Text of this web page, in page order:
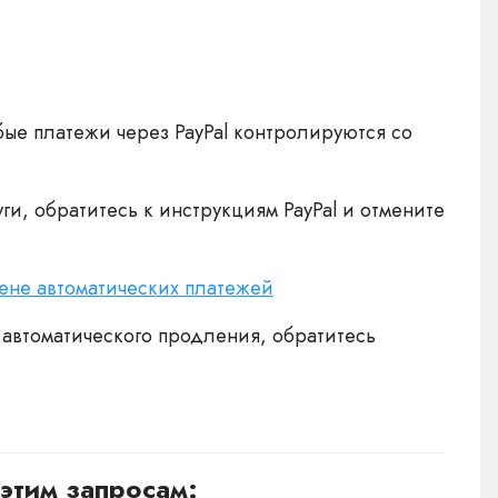
платежи через PayPal контролируются со
обратитесь к инструкциям PayPal и отмените
автоматических платежей
продления, обратитесь
запросам: